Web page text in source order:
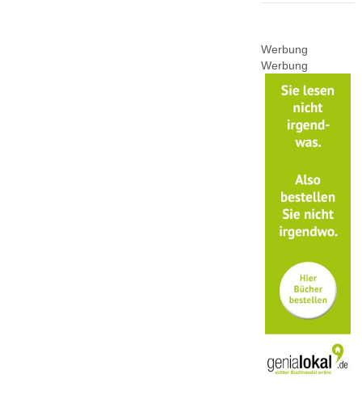
Werbung
Werbung